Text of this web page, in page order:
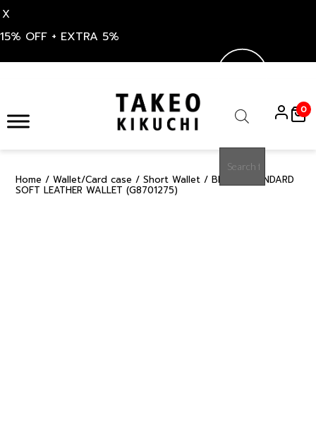
X
15% OFF + EXTRA 5%
content
search
0
Home / Wallet/Card case / Short Wallet / BLACK STANDARD
SOFT LEATHER WALLET (G8701275)
50%